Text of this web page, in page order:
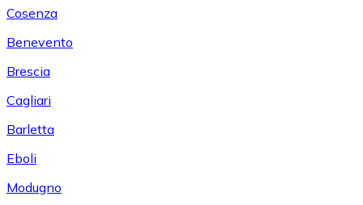
Cosenza
Benevento
Brescia
Cagliari
Barletta
Eboli
Modugno